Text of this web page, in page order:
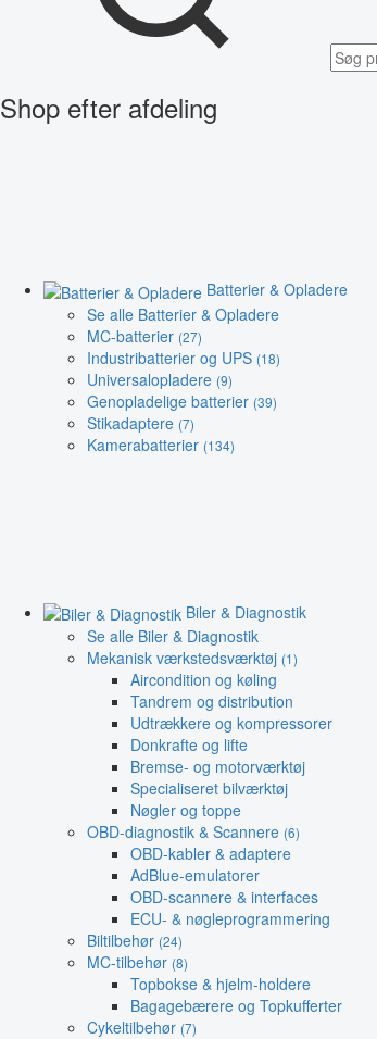
Shop efter afdeling
Batterier & Opladere
Se alle Batterier & Opladere
MC-batterier (27)
Industribatterier og UPS (18)
Universalopladere (9)
Genopladelige batterier (39)
Stikadaptere (7)
Kamerabatterier (134)
Biler & Diagnostik
Se alle Biler & Diagnostik
Mekanisk værkstedsværktøj (1)
Aircondition og køling
Tandrem og distribution
Udtrækkere og kompressorer
Donkrafte og lifte
Bremse- og motorværktøj
Specialiseret bilværktøj
Nøgler og toppe
OBD-diagnostik & Scannere (6)
OBD-kabler & adaptere
AdBlue-emulatorer
OBD-scannere & interfaces
ECU- & nøgleprogrammering
Biltilbehør (24)
MC-tilbehør (8)
Topbokse & hjelm-holdere
Bagagebærere og Topkufferter
Cykeltilbehør (7)